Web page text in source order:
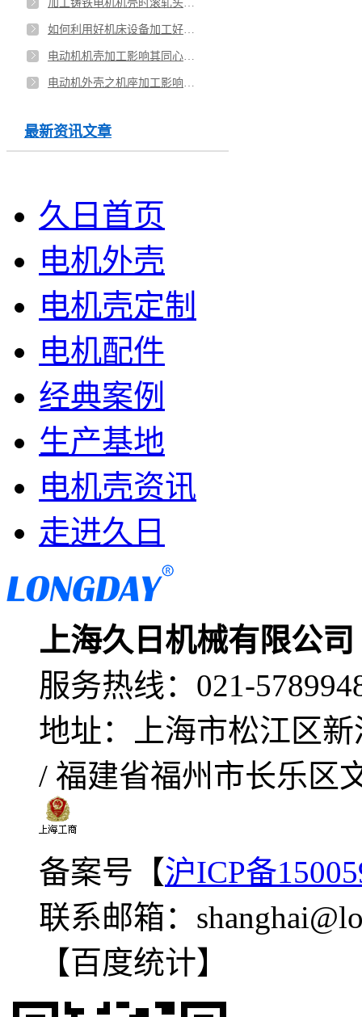
最新资讯文章
久日首页
电机外壳
电机壳定制
电机配件
经典案例
生产基地
电机壳资讯
走进久日
上海久日机械有限公司
服务热线： 021-
地址：
上海市松江区
/ 福建省福州市长乐区
备案号【沪ICP备
联系邮箱：
【百度统计】